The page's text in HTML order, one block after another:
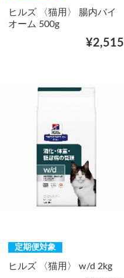
ヒルズ 〈猫用〉 腸内バイ
オーム 500g
¥2,515
定期便対象
ヒルズ 〈猫用〉 w/d 2kg